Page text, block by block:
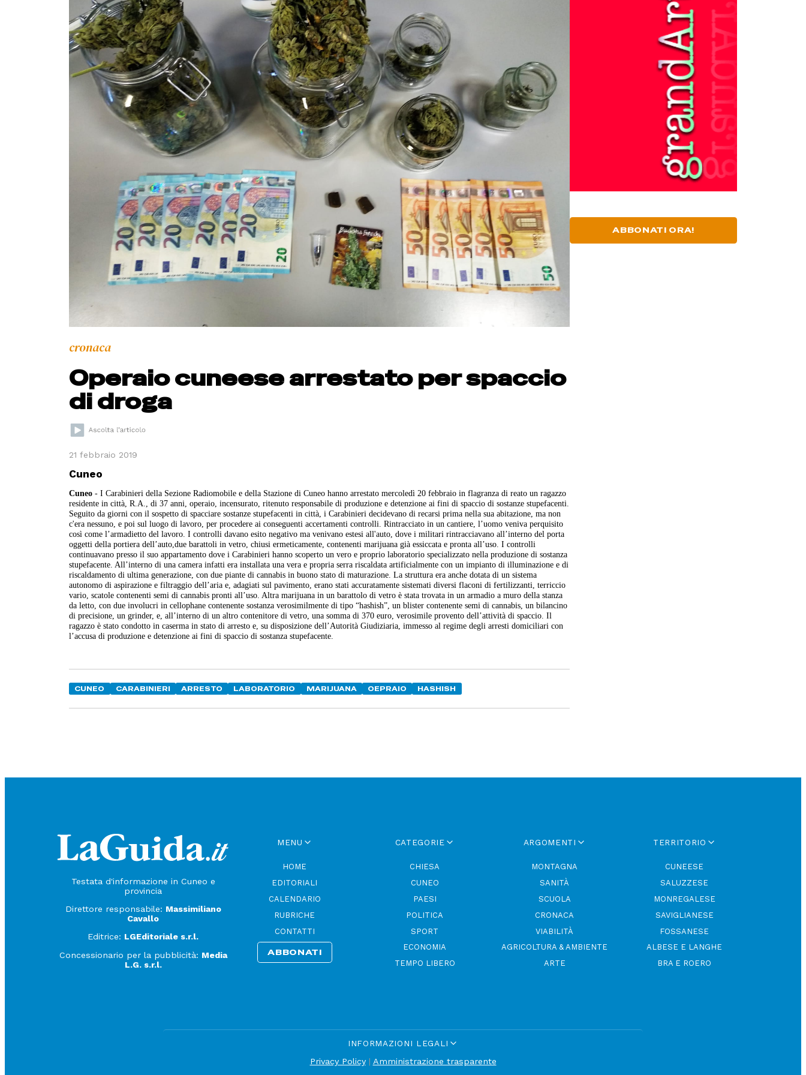
cronaca
Operaio cuneese arrestato per spaccio
di droga
21 febbraio 2019
Cuneo
Cuneo - I Carabinieri della Sezione Radiomobile e della Stazione di Cuneo hanno arrestato mercoledì 20 febbraio in flagranza di reato un ragazzo
residente in città, R.A., di 37 anni, operaio, incensurato, ritenuto responsabile di produzione e detenzione ai fini di spaccio di sostanze stupefacenti.
Seguito da giorni con il sospetto di spacciare sostanze stupefacenti in città, i Carabinieri decidevano di recarsi prima nella sua abitazione, ma non
c'era nessuno, e poi sul luogo di lavoro, per procedere ai conseguenti accertamenti controlli. Rintracciato in un cantiere, l’uomo veniva perquisito
così come l’armadietto del lavoro. I controlli davano esito negativo ma venivano estesi all'auto, dove i militari rintracciavano all’interno del porta
oggetti della portiera dell’auto,due barattoli in vetro, chiusi ermeticamente, contenenti marijuana già essiccata e pronta all’uso. I controlli
continuavano presso il suo appartamento dove i Carabinieri hanno scoperto un vero e proprio laboratorio specializzato nella produzione di sostanza
stupefacente. All’interno di una camera infatti era installata una vera e propria serra riscaldata artificialmente con un impianto di illuminazione e di
riscaldamento di ultima generazione, con due piante di cannabis in buono stato di maturazione. La struttura era anche dotata di un sistema
autonomo di aspirazione e filtraggio dell’aria e, adagiati sul pavimento, erano stati accuratamente sistemati diversi flaconi di fertilizzanti, terriccio
vario, scatole contenenti semi di cannabis pronti all’uso. Altra marijuana in un barattolo di vetro è stata trovata in un armadio a muro della stanza
da letto, con due involucri in cellophane contenente sostanza verosimilmente di tipo “hashish”, un blister contenente semi di cannabis, un bilancino
di precisione, un grinder, e, all’interno di un altro contenitore di vetro, una somma di 370 euro, verosimile provento dell’attività di spaccio. Il
ragazzo è stato condotto in caserma in stato di arresto e, su disposizione dell’Autorità Giudiziaria, immesso al regime degli arresti domiciliari con
l’accusa di produzione e detenzione ai fini di spaccio di sostanza stupefacente.
CUNEO CARABINIERI ARRESTO LABORATORIO MARIJUANA OEPRAIO HASHISH
ABBONATI ORA!
Testata d'informazione in Cuneo e
provincia
Direttore responsabile: Massimiliano
Cavallo
Editrice: LGEditoriale s.r.l.
Concessionario per la pubblicità: Media
L.G. s.r.l.
MENU
HOME
EDITORIALI
CALENDARIO
RUBRICHE
CONTATTI
ABBONATI
CATEGORIE
CHIESA
CUNEO
PAESI
POLITICA
SPORT
ECONOMIA
TEMPO LIBERO
ARGOMENTI
MONTAGNA
SANITÀ
SCUOLA
CRONACA
VIABILITÀ
AGRICOLTURA & AMBIENTE
ARTE
TERRITORIO
CUNEESE
SALUZZESE
MONREGALESE
SAVIGLIANESE
FOSSANESE
ALBESE E LANGHE
BRA E ROERO
INFORMAZIONI LEGALI
Privacy Policy| Amministrazione trasparente